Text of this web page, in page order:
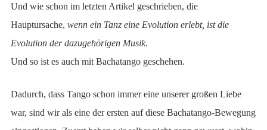
Und wie schon im letzten Artikel geschrieben, die
Hauptursache, wenn ein Tanz eine Evolution erlebt, ist die
Evolution der dazugehörigen Musik.
Und so ist es auch mit Bachatango geschehen.
Dadurch, dass Tango schon immer eine unserer großen Liebe
war, sind wir als eine der ersten auf diese Bachatango-Bewegung